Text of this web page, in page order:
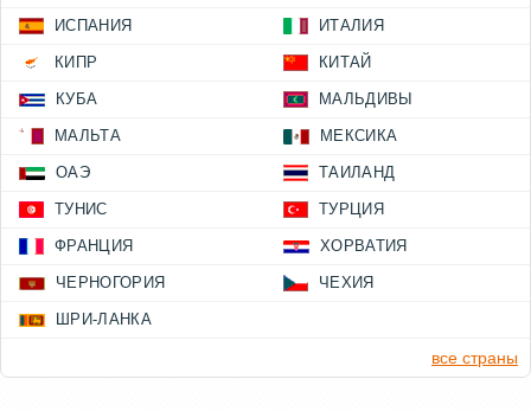
ИСПАНИЯ ИТАЛИЯ
КИПР КИТАЙ
КУБА МАЛЬДИВЫ
МАЛЬТА МЕКСИКА
ОАЭ ТАИЛАНД
ТУНИС ТУРЦИЯ
ФРАНЦИЯ ХОРВАТИЯ
ЧЕРНОГОРИЯ ЧЕХИЯ
ШРИ-ЛАНКА
все страны